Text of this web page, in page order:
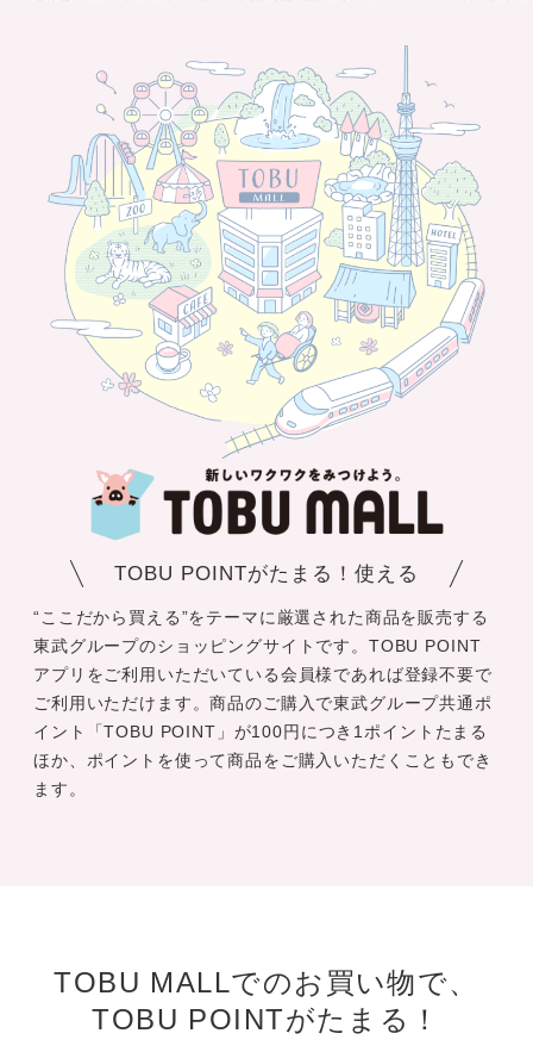
TOBU POINTがたまる！使える
“ここだから買える”をテーマに厳選された商品を販売する
東武グループのショッピングサイトです。TOBU POINT
アプリをご利用いただいている会員様であれば登録不要で
ご利用いただけます。商品のご購入で東武グループ共通ポ
イント「TOBU POINT」が100円につき1ポイントたまる
ほか、ポイントを使って商品をご購入いただくこともでき
ます。
TOBU MALLでのお買い物で、
TOBU POINTがたまる！